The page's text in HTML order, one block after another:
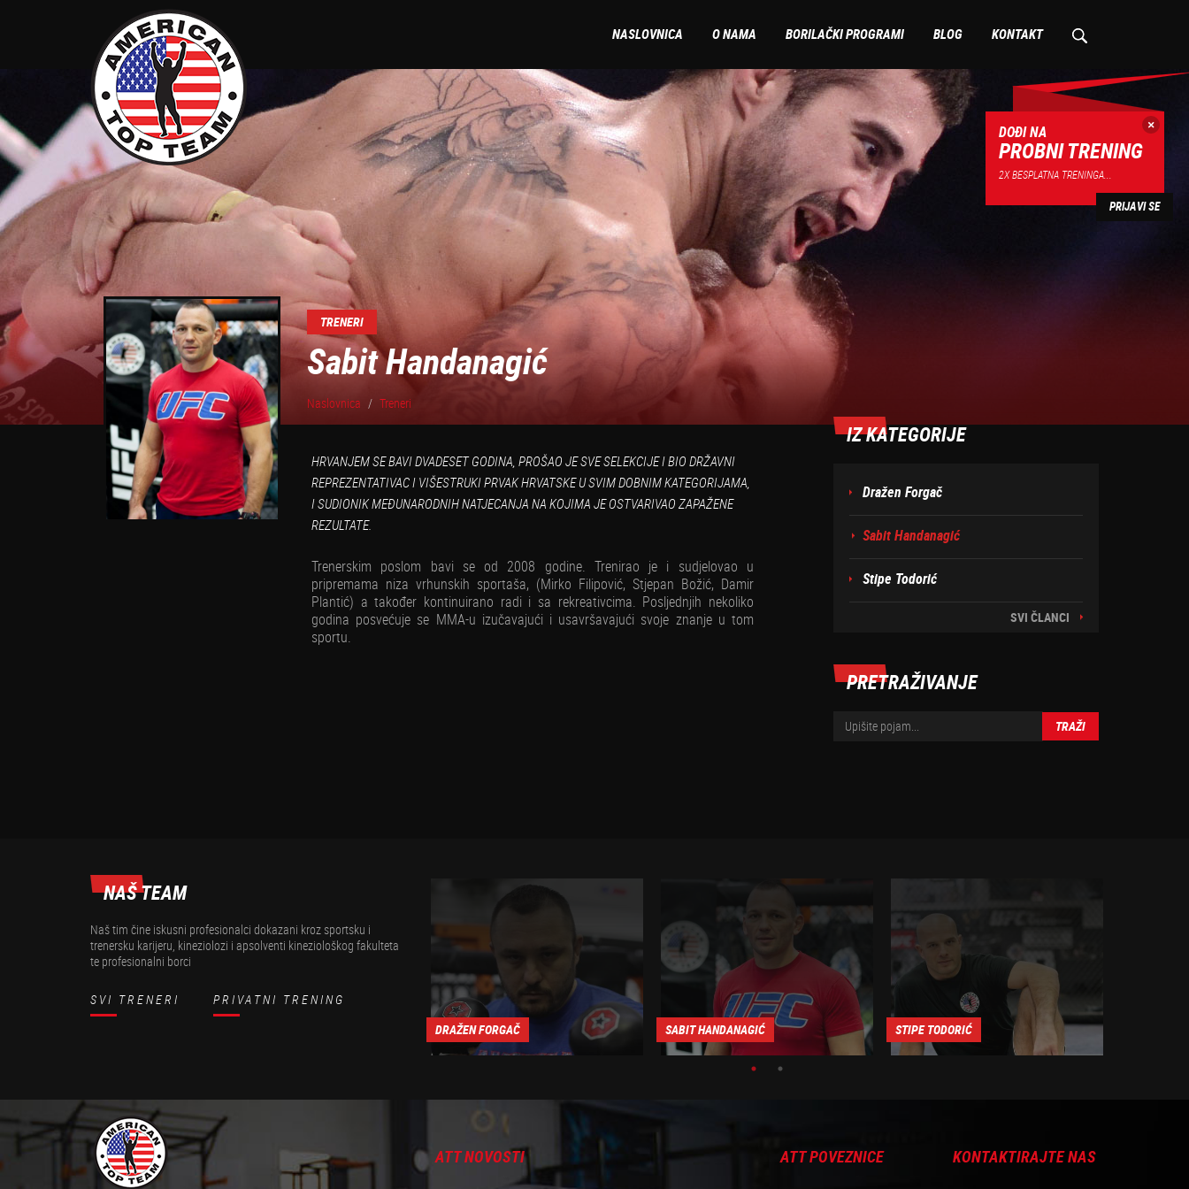
NASLOVNICA O NAMA BORILAČKI PROGRAMI BLOG KONTAKT
TRENERI
Sabit Handanagić
Naslovnica Treneri
HRVANJEM SE BAVI DVADESET GODINA, PROŠAO JE SVE SELEKCIJE I BIO DRŽAVNI
REPREZENTATIVAC I VIŠESTRUKI PRVAK HRVATSKE U SVIM DOBNIM KATEGORIJAMA,
I SUDIONIK MEĐUNARODNIH NATJECANJA NA KOJIMA JE OSTVARIVAO ZAPAŽENE
REZULTATE.
Trenerskim poslom bavi se od 2008 godine. Trenirao je i sudjelovao u
pripremama niza vrhunskih sportaša, (Mirko Filipović, Stjepan Božić, Damir
Plantić) a također kontinuirano radi i sa rekreativcima. Posljednjih nekoliko
godina posvećuje se MMA-u izučavajući i usavršavajući svoje znanje u tom
sportu.
IZ KATEGORIJE
Dražen Forgač
Sabit Handanagić
Stipe Todorić
SVI ČLANCI
PRETRAŽIVANJE
TRAŽI
NAŠ TEAM
Naš tim čine iskusni profesionalci dokazani kroz sportsku i
trenersku karijeru, kineziolozi i apsolventi kineziološkog fakulteta
te profesionalni borci
SVI TRENERI PRIVATNI TRENING
DRAŽEN FORGAČ SABIT HANDANAGIĆ STIPE TODORIĆ
ATT NOVOSTI ATT POVEZNICE KONTAKTIRAJTE NAS
DOĐI NA
PROBNI TRENING
2X BESPLATNA TRENINGA...
PRIJAVI SE